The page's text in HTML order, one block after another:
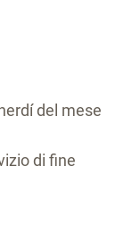
del mese
di fine